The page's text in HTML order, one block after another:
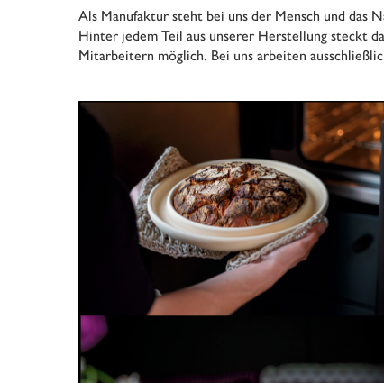
Als Manufaktur steht bei uns der Mensch und das
Hinter jedem Teil aus unserer Herstellung steckt
Mitarbeitern möglich. Bei uns arbeiten